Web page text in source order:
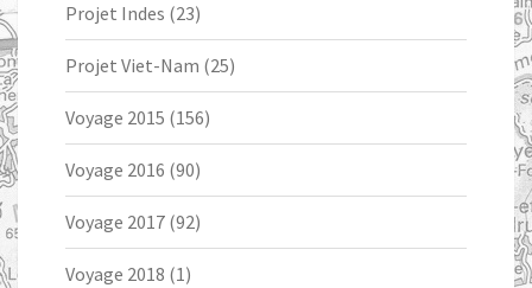
Projet Indes (23)
Projet Viet-Nam (25)
Voyage 2015 (156)
Voyage 2016 (90)
Voyage 2017 (92)
Voyage 2018 (1)